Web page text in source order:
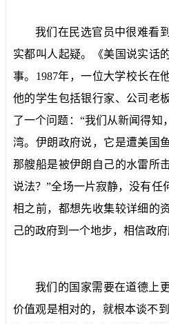
我们在民选官员中很难看
实都叫人起疑。《美国说实话
事。 1987年，一位大学校长在
他的学生包括银行家、公司老
了一个问题：“我们从新闻得知
湾。伊朗政府说，它是遭美国
那艘船是被伊朗自己的水雷所
说法？”全场一片寂静，没有任
相之前，都想先收集较详细的
己的政府到一个地步，相信政府
我们的国家需要在道德上
价值观是相对的，就根本谈不